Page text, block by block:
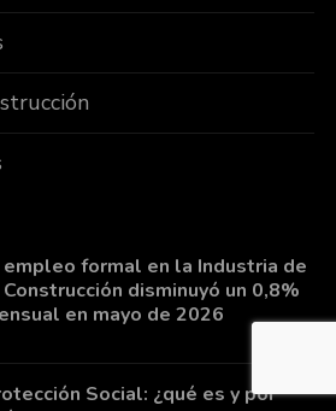
empleo formal en la Industria de
disminuyó un 0,8%
en mayo de 2026
Social: ¿qué es y por